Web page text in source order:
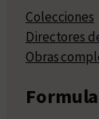
Colecciones
Directores
Obras